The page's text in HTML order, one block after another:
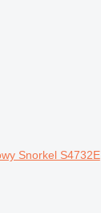
Snorkel S4732E